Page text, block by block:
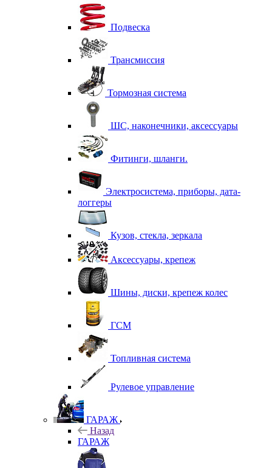
Подвеска
Трансмиссия
Тормозная система
ШС, наконечники, аксессуары
Фитинги, шланги.
Электросистема, приборы, дата-
логгеры
Кузов, стекла, зеркала
Аксессуары, крепеж
Шины, диски, крепеж колес
ГСМ
Топливная система
Рулевое управление
ГАРАЖ
Назад
ГАРАЖ